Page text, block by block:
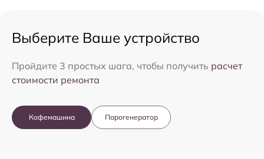
Выберите Ваше устройство
Пройдите 3 простых шага, чтобы получить расчет
стоимости ремонта
Кофемашина Парогенератор